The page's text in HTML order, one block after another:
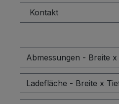
Kontakt
Abmessungen - Breite x
Ladefläche - Breite x